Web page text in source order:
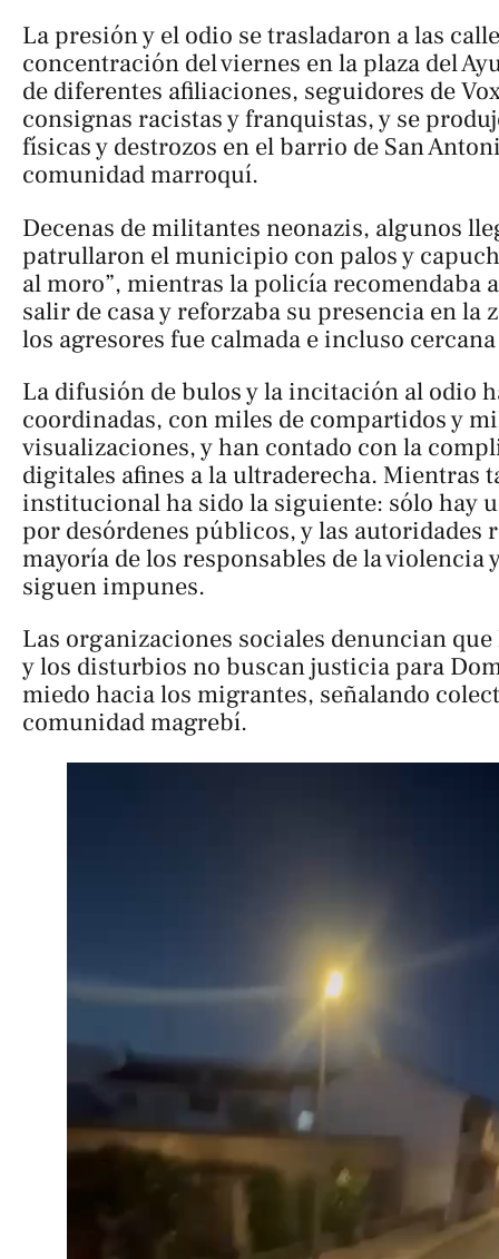
La presión y el odio se trasladaron a las
concentración del viernes en la plaza del
de diferentes afiliaciones, seguidores de
consignas racistas y franquistas, y se
físicas y destrozos en el barrio de San
comunidad marroquí.
Decenas de militantes neonazis, algunos
patrullaron el municipio con palos y
al moro”, mientras la policía recomendaba
salir de casa y reforzaba su presencia en la
los agresores fue calmada e incluso
La difusión de bulos y la incitación al odio
coordinadas, con miles de compartidos y
visualizaciones, y han contado con la
digitales afines a la ultraderecha. Mientras
institucional ha sido la siguiente: sólo hay
por desórdenes públicos, y las autoridades
mayoría de los responsables de la violencia
siguen impunes.
Las organizaciones sociales denuncian que
y los disturbios no buscan justicia para
miedo hacia los migrantes, señalando
comunidad magrebí.